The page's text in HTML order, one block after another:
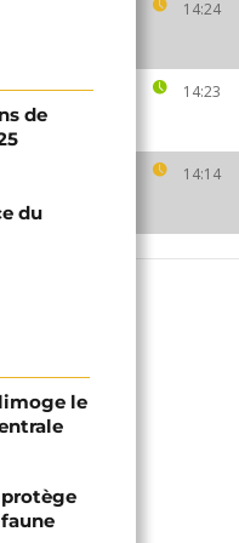
14:24
14:23
14:14
de
du
le
protège